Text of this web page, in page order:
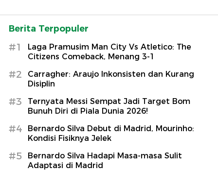
Berita Terpopuler
#1
Laga Pramusim Man City Vs Atletico: The
Citizens Comeback, Menang 3-1
#2
Carragher: Araujo Inkonsisten dan Kurang
Disiplin
#3
Ternyata Messi Sempat Jadi Target Bom
Bunuh Diri di Piala Dunia 2026!
#4
Bernardo Silva Debut di Madrid, Mourinho:
Kondisi Fisiknya Jelek
#5
Bernardo Silva Hadapi Masa-masa Sulit
Adaptasi di Madrid